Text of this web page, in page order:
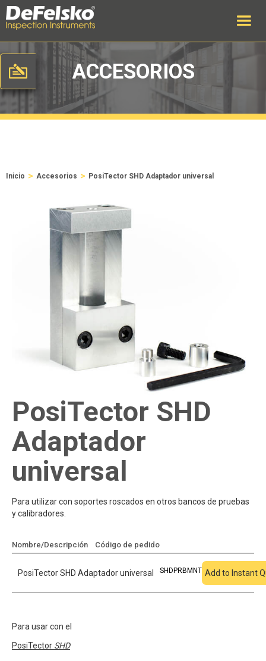
ACCESORIOS
Inicio > Accesorios > PosiTector SHD Adaptador universal
PosiTector SHD
Adaptador
universal
Para utilizar con soportes roscados en otros bancos de pruebas
y calibradores.
Nombre/Descripción Código de pedido
PosiTector SHD Adaptador universal SHDPRBMNT Add to Instant
Para usar con el
PosiTector SHD